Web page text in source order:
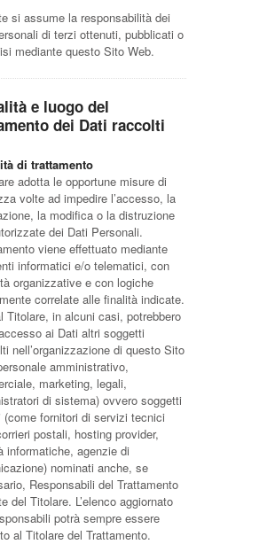
si assume la responsabilità dei
di terzi ottenuti, pubblicati o
mediante questo Sito Web.
e luogo del
dei Dati raccolti
di trattamento
adotta le opportune misure di
volte ad impedire l’accesso, la
la modifica o la distruzione
dei Dati Personali.
viene effettuato mediante
informatici e/o telematici, con
organizzative e con logiche
correlate alle finalità indicate.
Titolare, in alcuni casi, potrebbero
ai Dati altri soggetti
nell’organizzazione di questo Sito
amministrativo,
marketing, legali,
di sistema) ovvero soggetti
(come fornitori di servizi tecnici
postali, hosting provider,
informatiche, agenzie di
nominati anche, se
Responsabili del Trattamento
del Titolare. L’elenco aggiornato
potrà sempre essere
al Titolare del Trattamento.